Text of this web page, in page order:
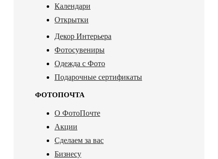
Календари
Открытки
Декор Интерьера
Фотосувениры
Одежда с Фото
Подарочные сертификаты
ФОТОПОЧТА
О ФотоПочте
Акции
Сделаем за вас
Бизнесу